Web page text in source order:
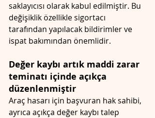
saklayıcısı olarak kabul edilmiştir. Bu
değişiklik özellikle sigortacı
tarafından yapılacak bildirimler ve
ispat bakımından önemlidir.
Değer kaybı artık maddi zarar
teminatı içinde açıkça
düzenlenmiştir
Araç hasarı için başvuran hak sahibi,
ayrıca açıkça değer kaybı talep